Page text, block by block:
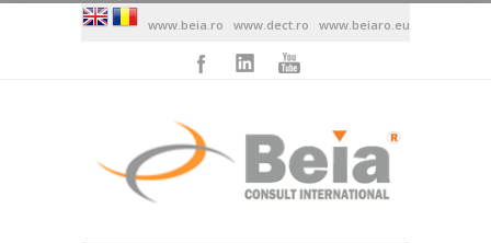
www.beia.ro www.dect.ro www.beiaro.eu